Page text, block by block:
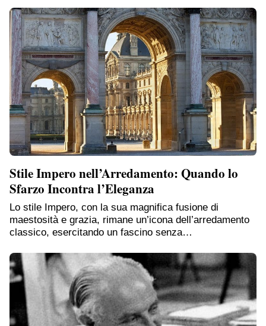
Stile Impero nell’Arredamento: Quando lo
Sfarzo Incontra l’Eleganza
Lo stile Impero, con la sua magnifica fusione di
maestosità e grazia, rimane un’icona dell’arredamento
classico, esercitando un fascino senza…